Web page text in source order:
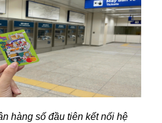
hàng số đầu tiên kết nối hệ